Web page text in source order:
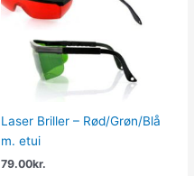
Laser Briller – Rød/Grøn/Blå
m. etui
79.00kr.